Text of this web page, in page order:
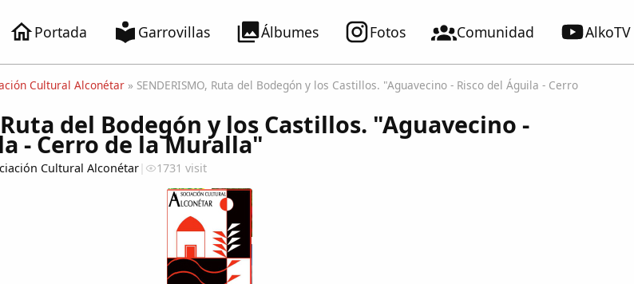
Portada Garrovillas Álbumes Fotos Comunidad AlkoTV
Cultural Alconétar » SENDERISMO, Ruta del Bodegón y los Castillos. "Aguavecino - Risco del Águila - Cerro
Ruta del Bodegón y los Castillos. "Aguavecino -
- Cerro de la Muralla"
Cultural Alconétar| 1731 visit